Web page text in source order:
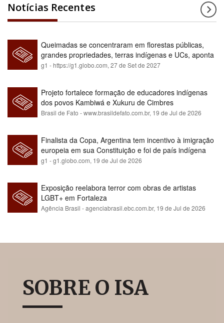
Notícias Recentes
Queimadas se concentraram em florestas públicas,
grandes propriedades, terras indígenas e UCs, aponta
relatório
g1 - https://g1.globo.com,27 de Set de 2027
Projeto fortalece formação de educadores indígenas
dos povos Kambiwá e Xukuru de Cimbres
Brasil de Fato - www.brasildefato.com.br, 19 de Jul de 2026
Finalista da Copa, Argentina tem incentivo à imigração
europeia em sua Constituição e foi de país indígena
para maioria branca
g1 - g1.globo.com, 19 de Jul de 2026
Exposição reelabora terror com obras de artistas
LGBT+ em Fortaleza
Agência Brasil - agenciabrasil.ebc.com.br, 19 de Jul de 2026
SOBRE O ISA